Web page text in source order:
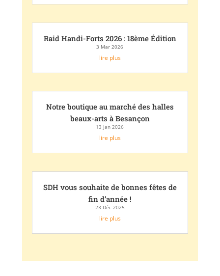
Raid Handi-Forts 2026 : 18ème Édition
3 Mar 2026
lire plus
Notre boutique au marché des halles
beaux-arts à Besançon
13 Jan 2026
lire plus
SDH vous souhaite de bonnes fêtes de
fin d’année !
23 Déc 2025
lire plus